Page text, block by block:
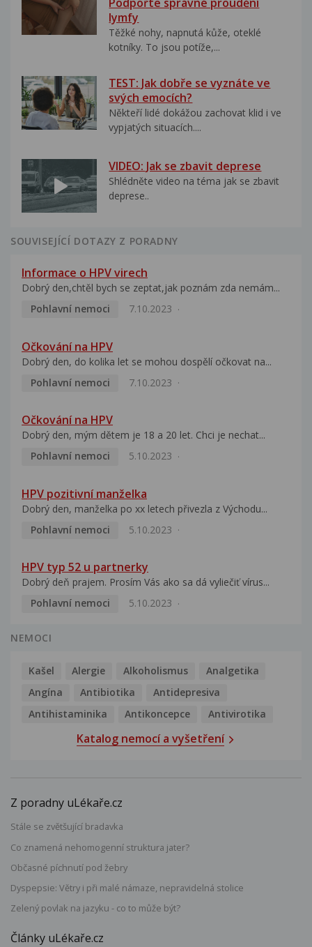
lymfy
Těžké nohy, napnutá kůže, oteklé
kotníky. To jsou potíže,...
TEST: Jak dobře se vyznáte ve
svých emocích?
Někteří lidé dokážou zachovat klid i ve
vypjatých situacích....
VIDEO: Jak se zbavit deprese
Shlédněte video na téma jak se zbavit
deprese..
SOUVISEJÍCÍ DOTAZY Z PORADNY
Informace o HPV virech
Dobrý den,chtěl bych se zeptat,jak poznám zda nemám...
Pohlavní nemoci
7.10.2023
Očkování na HPV
Dobrý den, do kolika let se mohou dospělí očkovat na...
Pohlavní nemoci
7.10.2023
Očkování na HPV
Dobrý den, mým dětem je 18 a 20 let. Chci je nechat...
Pohlavní nemoci
5.10.2023
HPV pozitivní manželka
Dobrý den, manželka po xx letech přivezla z Východu...
Pohlavní nemoci
5.10.2023
HPV typ 52 u partnerky
Dobrý deň prajem. Prosím Vás ako sa dá vyliečiť vírus...
Pohlavní nemoci
5.10.2023
NEMOCI
Kašel Alergie Alkoholismus
Analgetika
Angína
Antibiotika
Antidepresiva
Antihistaminika
Antikoncepce Antivirotika
Katalog nemocí a vyšetření
Z poradny uLékaře.cz
Stále se zvětšující bradavka
Co znamená nehomogenní struktura jater?
Občasné píchnutí pod žebry
Dyspepsie: Větry i při malé námaze, nepravidelná stolice
Zelený povlak na jazyku - co to může být?
Články uLékaře.cz